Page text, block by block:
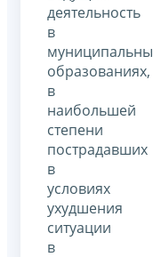
деятельность
в
образованиях,
в
наибольшей
степени
пострадавших
в
условиях
ухудшения
ситуации
в